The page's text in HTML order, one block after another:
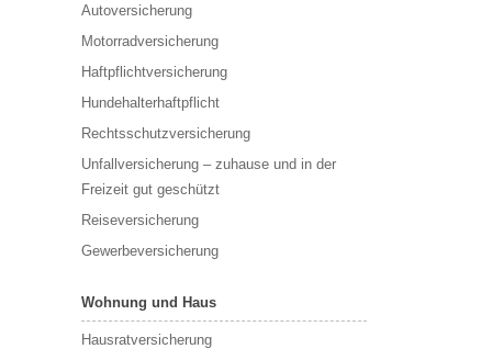
Autoversicherung
Motorradversicherung
Haftpflichtversicherung
Hundehalterhaftpflicht
Rechtsschutzversicherung
Unfallversicherung – zuhause und in der
Freizeit gut geschützt
Reiseversicherung
Gewerbeversicherung
Wohnung und Haus
Hausratversicherung